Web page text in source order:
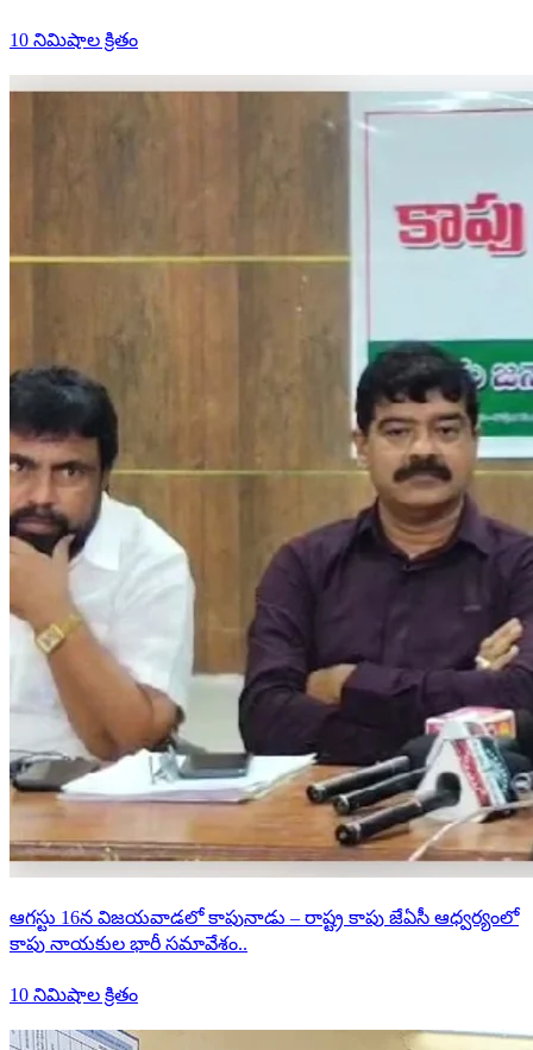
10 నిమిషాల క్రితం
ఆగస్టు 16న విజయవాడలో కాపునాడు – రాష్ట్ర కాపు జేఏసీ ఆధ్వర్యంలో
కాపు నాయకుల భారీ సమావేశం..
10 నిమిషాల క్రితం